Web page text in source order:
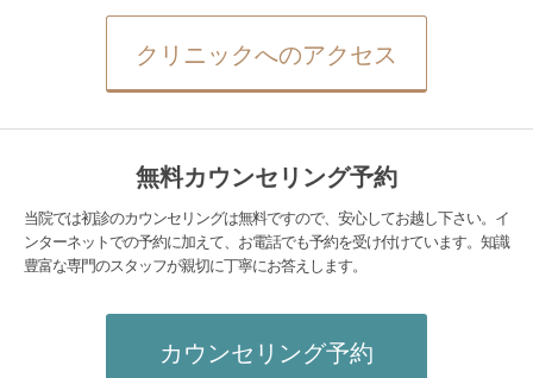
クリニックへのアクセス
無料カウンセリング予約
当院では初診のカウンセリングは無料ですので、安心してお越し下さい。イ
ンターネットでの予約に加えて、お電話でも予約を受け付けています。知識
豊富な専門のスタッフが親切に丁寧にお答えします。
カウンセリング予約